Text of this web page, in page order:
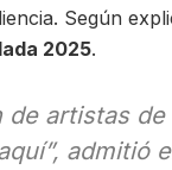
Según
2025.
de artistas